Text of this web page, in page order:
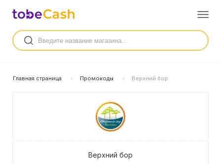
Главная страница Промокоды Верхний бор
Верхний бор